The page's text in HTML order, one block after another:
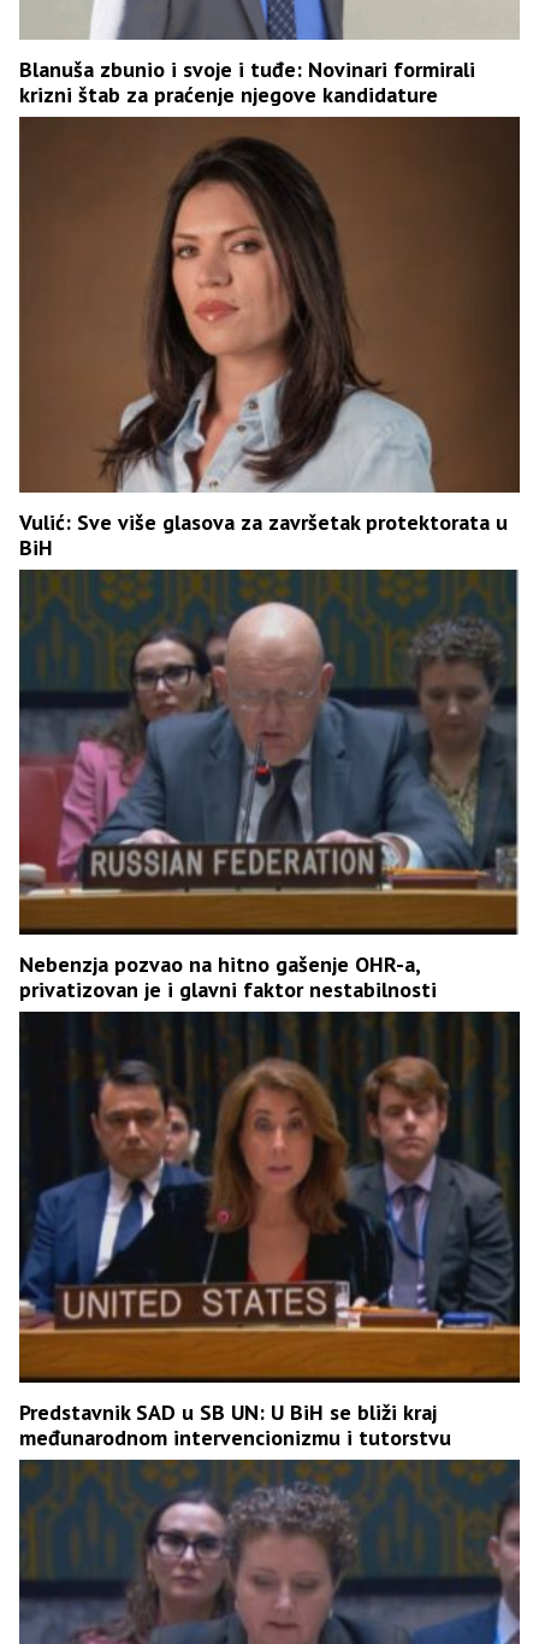
Blanuša zbunio i svoje i tuđe: Novinari formirali
krizni štab za praćenje njegove kandidature
Vulić: Sve više glasova za završetak protektorata u
BiH
Nebenzja pozvao na hitno gašenje OHR-a,
privatizovan je i glavni faktor nestabilnosti
Predstavnik SAD u SB UN: U BiH se bliži kraj
međunarodnom intervencionizmu i tutorstvu